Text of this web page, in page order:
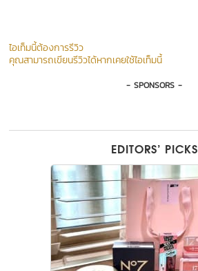
ไอเท็มนี้ต้องการรีวิว
คุณสามารถเขียนรีวิวได้หากเคยใช้ไอเท็มนี้
- SPONSORS -
EDITORS’ PICKS